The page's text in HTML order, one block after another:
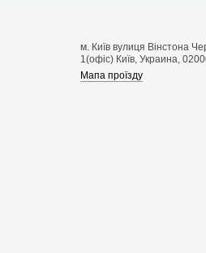
м. Київ вулиця Вінстона
1(офіс) Київ, Украина,
Мапа проїзду